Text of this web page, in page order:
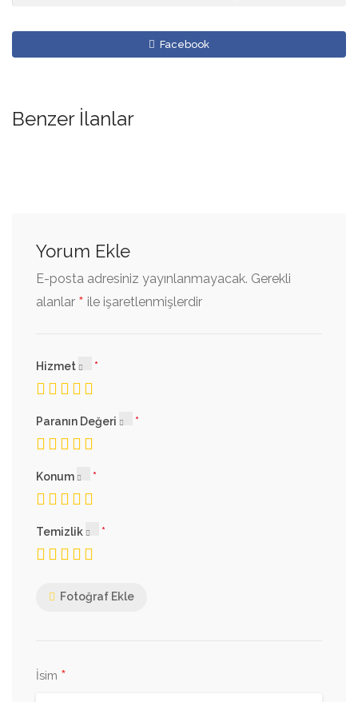
Facebook
Benzer İlanlar
Yorum Ekle
E-posta adresiniz yayınlanmayacak. Gerekli
alanlar * ile işaretlenmişlerdir
Hizmet
Paranın Değeri
Konum
Temizlik
Fotoğraf Ekle
İsim *